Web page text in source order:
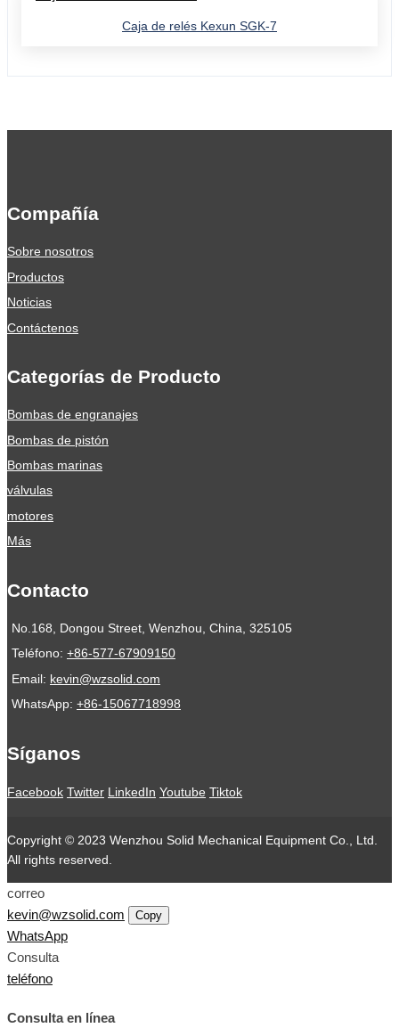
Caja de relés Kexun SGK-7
Compañía
Sobre nosotros
Productos
Noticias
Contáctenos
Categorías de Producto
Bombas de engranajes
Bombas de pistón
Bombas marinas
válvulas
motores
Más
Contacto
No.168, Dongou Street, Wenzhou, China, 325105
Teléfono: +86-577-67909150
Email: kevin@wzsolid.com
WhatsApp: +86-15067718998
Síganos
Facebook Twitter LinkedIn Youtube Tiktok
Copyright © 2023 Wenzhou Solid Mechanical Equipment Co., Ltd.
All rights reserved.
correo
kevin@wzsolid.com
Copy
WhatsApp
Consulta
teléfono
Consulta en línea